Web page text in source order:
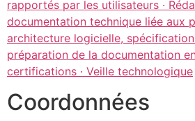
rapportés par les utilisateurs ·
documentation technique liée aux
architecture logicielle,
préparation de la documentation
certifications · Veille technologique
Coordonnées